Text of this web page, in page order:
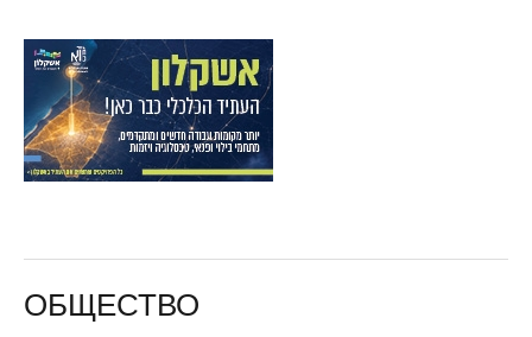
ОБЩЕСТВО